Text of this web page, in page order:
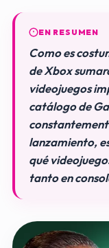
EN RESUMEN
Como es
de Xbox
videojuegos
catálogo de
lanzamiento,
qué
tanto en